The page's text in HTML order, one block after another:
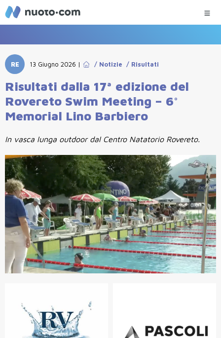
RE 13 Giugno 2026 | / Notizie / Risultati
Risultati dalla 17ª edizione del
Rovereto Swim Meeting – 6°
Memorial Lino Barbiero
In vasca lunga outdoor dal Centro Natatorio Rovereto.